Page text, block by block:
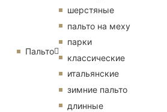
Пальто
шерстяные
пальто на меху
парки
классические
итальянские
зимние пальто
длинные